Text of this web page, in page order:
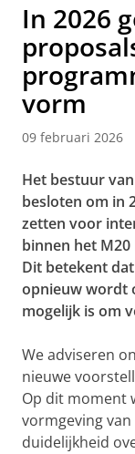
In 2026
vorm
09 februari 2026
Het bestuur
besloten om in
zetten voor
binnen het
Dit betekent
opnieuw wordt
mogelijk is om
We adviseren
nieuwe
Op dit moment
vormgeving
duidelijkheid